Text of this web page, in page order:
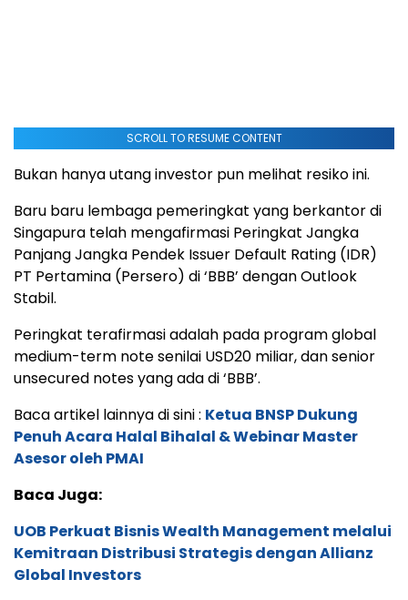
SCROLL TO RESUME CONTENT
Bukan hanya utang investor pun melihat resiko ini.
Baru baru lembaga pemeringkat yang berkantor di
Singapura telah mengafirmasi Peringkat Jangka
Panjang Jangka Pendek Issuer Default Rating (IDR)
PT Pertamina (Persero) di ‘BBB’ dengan Outlook
Stabil.
Peringkat terafirmasi adalah pada program global
medium-term note senilai USD20 miliar, dan senior
unsecured notes yang ada di ‘BBB’.
Baca artikel lainnya di sini : Ketua BNSP Dukung
Penuh Acara Halal Bihalal & Webinar Master
Asesor oleh PMAI
Baca Juga:
UOB Perkuat Bisnis Wealth Management melalui
Kemitraan Distribusi Strategis dengan Allianz
Global Investors